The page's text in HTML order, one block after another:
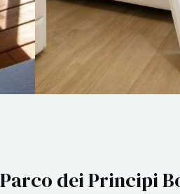
Parco dei Principi